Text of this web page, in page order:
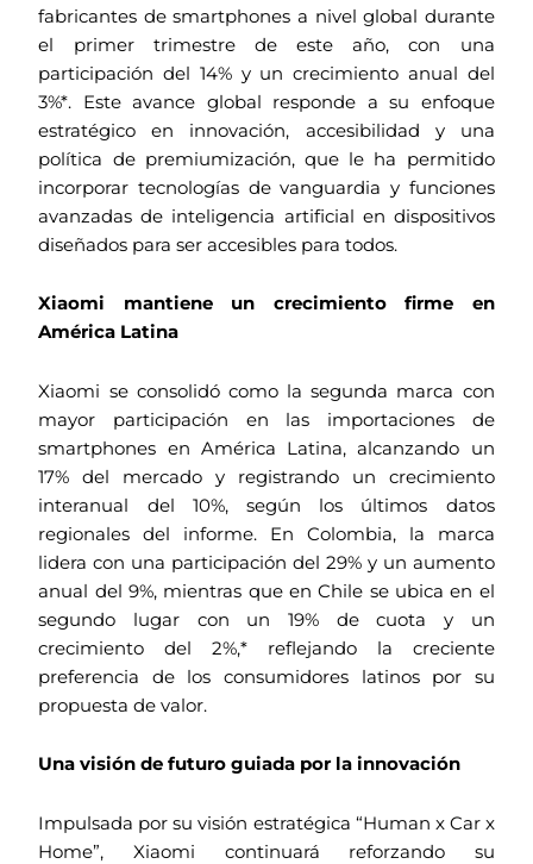
fabricantes de smartphones a nivel global durante
el primer trimestre de este año, con una
participación del 14% y un crecimiento anual del
3%*. Este avance global responde a su enfoque
estratégico en innovación, accesibilidad y una
política de premiumización, que le ha permitido
incorporar tecnologías de vanguardia y funciones
avanzadas de inteligencia artificial en dispositivos
diseñados para ser accesibles para todos.
Xiaomi mantiene un crecimiento firme en
América Latina
Xiaomi se consolidó como la segunda marca con
mayor participación en las importaciones de
smartphones en América Latina, alcanzando un
17% del mercado y registrando un crecimiento
interanual del 10%, según los últimos datos
regionales del informe. En Colombia, la marca
lidera con una participación del 29% y un aumento
anual del 9%, mientras que en Chile se ubica en el
segundo lugar con un 19% de cuota y un
crecimiento del 2%,* reflejando la creciente
preferencia de los consumidores latinos por su
propuesta de valor.
Una visión de futuro guiada por la innovación
Impulsada por su visión estratégica “Human x Car x
Home”, Xiaomi continuará reforzando su